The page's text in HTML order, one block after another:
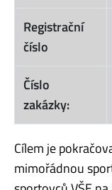
Registrační
číslo
Číslo
zakázky:
Cílem je
mimořádnou